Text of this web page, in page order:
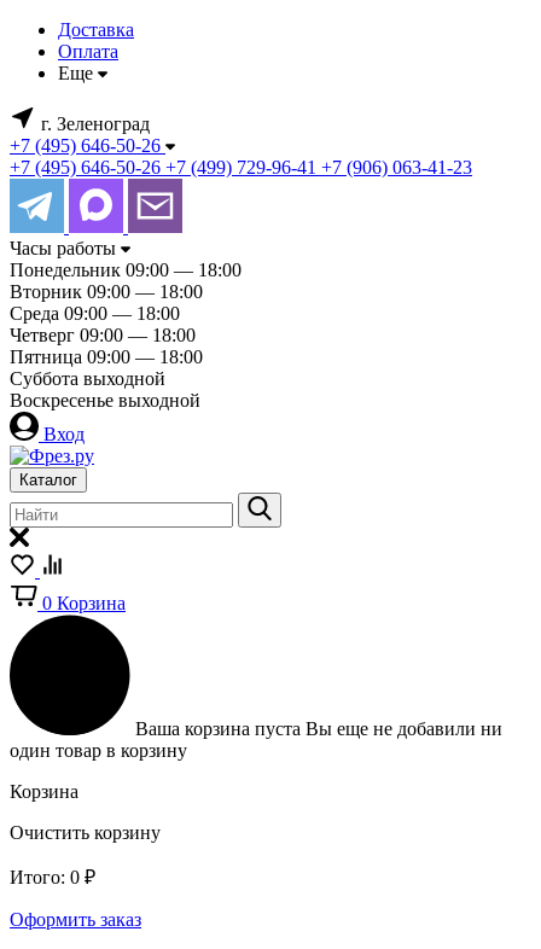
Доставка
Оплата
Еще
г. Зеленоград
+7 (495) 646-50-26
+7 (495) 646-50-26 +7 (499) 729-96-41 +7 (906) 063-41-23
Часы работы
Понедельник 09:00 — 18:00
Вторник 09:00 — 18:00
Среда 09:00 — 18:00
Четверг 09:00 — 18:00
Пятница 09:00 — 18:00
Суббота выходной
Воскресенье выходной
Вход
Каталог
0 Корзина
Ваша корзина пуста Вы еще не добавили ни
один товар в корзину
Корзина
Очистить корзину
Итого: 0 ₽
Оформить заказ